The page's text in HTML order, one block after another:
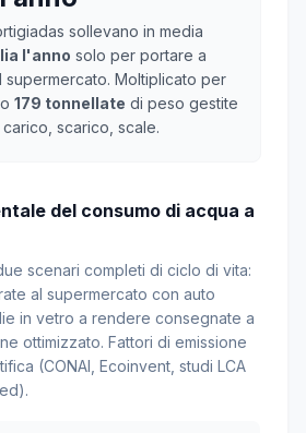
sollevano in media
l'anno solo per portare a
supermercato. Moltiplicato per
179 tonnellate di peso gestite
scarico, scale.
del consumo di acqua a
scenari completi di ciclo di vita:
al supermercato con auto
in vetro a rendere consegnate a
ottimizzato. Fattori di emissione
(CONAI, Ecoinvent, studi LCA